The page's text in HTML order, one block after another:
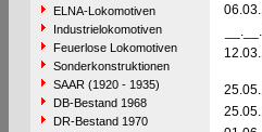
ELNA-Lokomotiven
Industrielokomotiven
Feuerlose Lokomotiven
Sonderkonstruktionen
SAAR (1920 - 1935)
DB-Bestand 1968
DR-Bestand 1970